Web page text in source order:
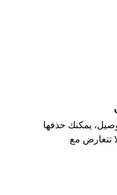
يمكنك حذفها
تتعارض مع